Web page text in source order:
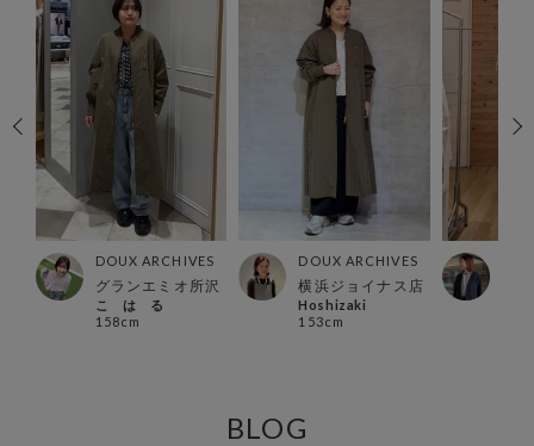
DOUX ARCHIVES
グランエミオ所沢
こ は る
158cm
DOUX ARCHIVES
横浜ジョイナス店
Hoshizaki
153cm
BLOG